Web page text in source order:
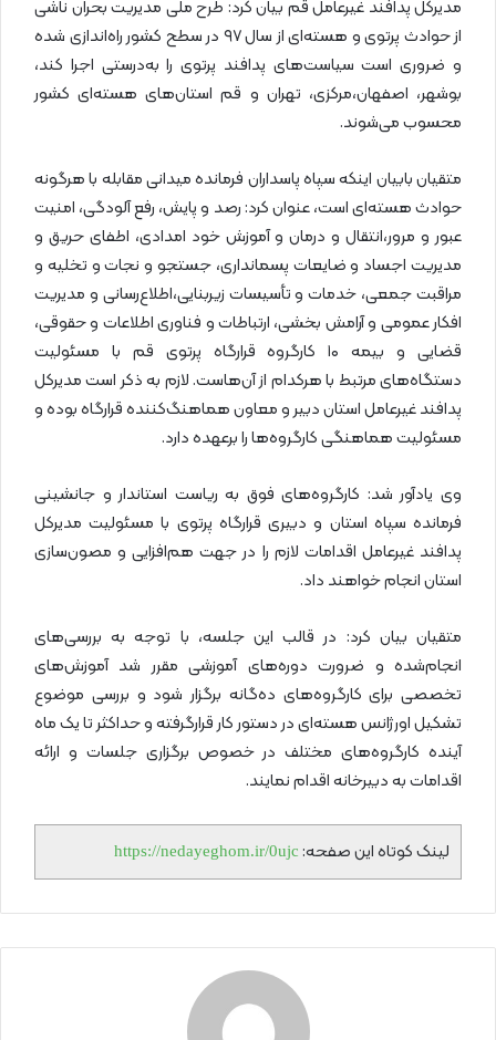
مدیرکل پدافند غیرعامل قم بیان کرد: طرح ملی مدیریت بحران ناشی
از حوادث پرتوی و هسته‌ای از سال ۹۷ در سطح کشور راه‌اندازی شده
و ضروری است سیاست‌های پدافند پرتوی را به‌درستی اجرا کند،
بوشهر، اصفهان،مرکزی، تهران و قم استان‌های هسته‌ای کشور
محسوب می‌شوند.
متقیان بابیان اینکه سپاه پاسداران فرمانده میدانی مقابله با هرگونه
حوادث هسته‌ای است، عنوان کرد: رصد و پایش، رفع آلودگی، امنیت
عبور و مرور،انتقال و درمان و آموزش خود امدادی، اطفای حریق و
مدیریت اجساد و ضایعات پسمانداری، جستجو و نجات و تخلیه و
مراقبت جمعی، خدمات و تأسیسات زیربنایی،اطلاع‌رسانی و مدیریت
افکار عمومی و آرامش بخشی، ارتباطات و فناوری اطلاعات و حقوقی،
قضایی و بیمه ۱۰ کارگروه قرارگاه پرتوی قم با مسئولیت
دستگاه‌های مرتبط با هرکدام از آن‌هاست. لازم به ذکر است مدیرکل
پدافند غیرعامل استان دبیر و معاون هماهنگ‌کننده قرارگاه بوده و
مسئولیت هماهنگی کارگروه‌ها را برعهده دارد.
وی یادآور شد: کارگروه‌های فوق به ریاست استاندار و جانشینی
فرمانده سپاه استان و دبیری قرارگاه پرتوی با مسئولیت مدیرکل
پدافند غیرعامل اقدامات لازم را در جهت هم‌افزایی و مصون‌سازی
استان انجام خواهند داد.
متقیان بیان کرد: در قالب این جلسه، با توجه به بررسی‌های
انجام‌شده و ضرورت دوره‌های آموزشی مقرر شد آموزش‌های
تخصصی برای کارگروه‌های ده‌گانه برگزار شود و بررسی موضوع
تشکیل اورژانس هسته‌ای در دستور کار قرارگرفته و حداکثر تا یک ماه
آینده کارگروه‌های مختلف در خصوص برگزاری جلسات و ارائه
اقدامات به دبیرخانه اقدام نمایند.
لینک کوتاه این صفحه: https://nedayeghom.ir/0ujc